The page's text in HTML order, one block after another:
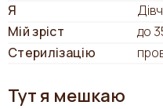
Я
Мій зріст
до
Стерилізацію
Тут я мешкаю